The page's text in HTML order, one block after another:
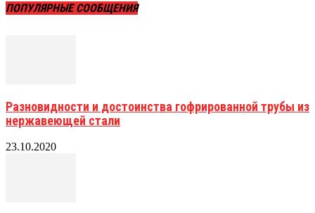
ПОПУЛЯРНЫЕ СООБЩЕНИЯ
Разновидности и достоинства гофрированной трубы из
нержавеющей стали
23.10.2020